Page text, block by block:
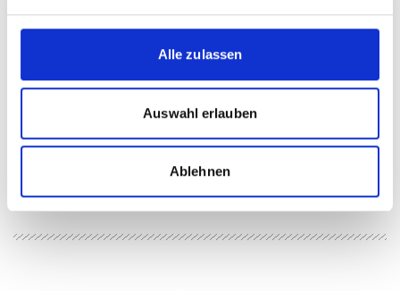
Alle zulassen
Auswahl erlauben
Ablehnen
Stephan Bösel
Tel.:+49 7361 594-538